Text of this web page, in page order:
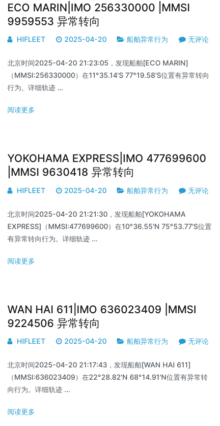
ECO MARIN|IMO 256330000 |MMSI
9959553 异常转向
HIFLEET 2025-04-20 船舶异常行为 无评论
北京时间2025-04-20 21:23:05，发现船舶[ECO MARIN]
（MMSI:256330000）在11°35.14'S 77°19.58'S位置有异常转向
行为。详细轨迹 …
阅读更多
YOKOHAMA EXPRESS|IMO 477699600
|MMSI 9630418 异常转向
HIFLEET 2025-04-20 船舶异常行为 无评论
北京时间2025-04-20 21:21:30，发现船舶[YOKOHAMA
EXPRESS]（MMSI:477699600）在10°36.55'N 75°53.77'S位置
有异常转向行为。详细轨迹 …
阅读更多
WAN HAI 611|IMO 636023409 |MMSI
9224506 异常转向
HIFLEET 2025-04-20 船舶异常行为 无评论
北京时间2025-04-20 21:17:43，发现船舶[WAN HAI 611]
（MMSI:636023409）在22°28.82'N 68°14.91'N位置有异常转
向行为。详细轨迹 …
阅读更多